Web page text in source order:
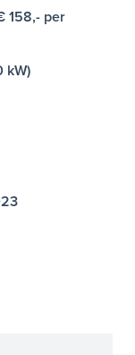
158,- per
kW)